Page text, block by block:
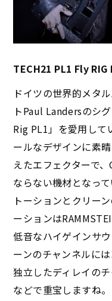
TECH21 PL1 Fly
ドイツの世界的メタ
トPaul Landersのシ
Rig PL1」を愛用して
ールなデザインに素
えたエフェクターで
ならない機材となっ
トーションとクリー
ーションは
低音なハイゲインサ
ーンのチャンネルに
独立したディレイの
などで重宝しますね